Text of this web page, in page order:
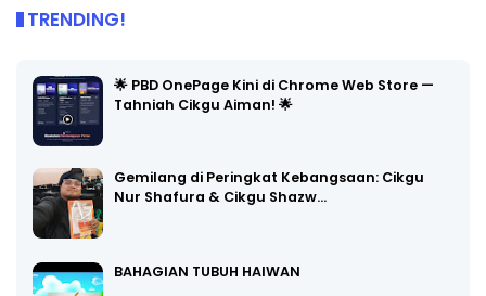
TRENDING!
🌟 PBD OnePage Kini di Chrome Web Store —
Tahniah Cikgu Aiman! 🌟
Gemilang di Peringkat Kebangsaan: Cikgu
Nur Shafura & Cikgu Shazw…
BAHAGIAN TUBUH HAIWAN